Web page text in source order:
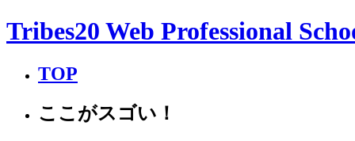
Tribes20 Web Professional
TOP
ここがスゴい！